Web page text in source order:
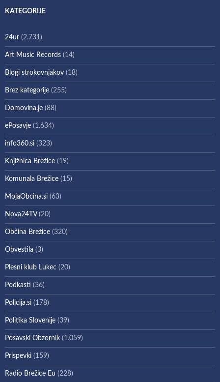
KATEGORIJE
24ur (2.731)
Art Music Records (14)
Blogi strokovnjakov (18)
Brez kategorije (255)
Domovina.je (88)
ePosavje (1.634)
info360.si (323)
Knjižnica Brežice (19)
Komunala Brežice (15)
MojaObcina.si (63)
Nova24TV(20)
Občina Brežice (320)
Obvestila (3)
Plesni klub Lukec (20)
Podkasti (36)
Policija.si (178)
Politika Slovenije (39)
Posavski Obzornik (1.059)
Prispevki (159)
Radio Brežice Eu (228)